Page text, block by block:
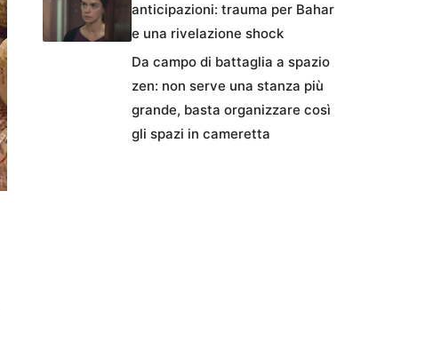
anticipazioni: trauma per Bahar
e una rivelazione shock
Da campo di battaglia a spazio
zen: non serve una stanza più
grande, basta organizzare così
gli spazi in cameretta